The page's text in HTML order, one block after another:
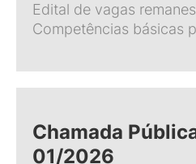
Edital de vagas
Competências básicas
Chamada
01/2026